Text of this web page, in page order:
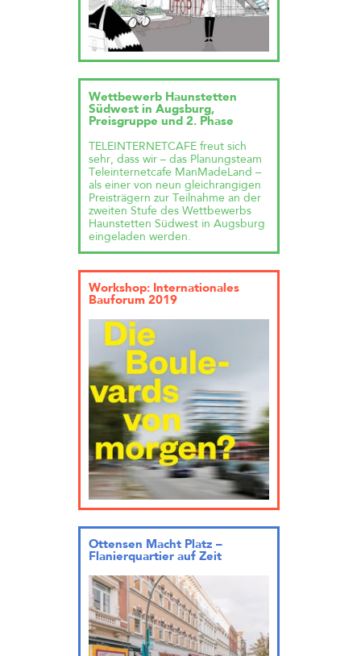
Wettbewerb Haunstetten
Südwest in Augsburg,
Preisgruppe und 2. Phase
TELEINTERNETCAFE freut sich
sehr, dass wir – das Planungsteam
Teleinternetcafe ManMadeLand –
als einer von neun gleichrangigen
Preisträgern zur Teilnahme an der
zweiten Stufe des Wettbewerbs
Haunstetten Südwest in Augsburg
eingeladen werden.
Workshop: Internationales
Bauforum 2019
Ottensen Macht Platz –
Flanierquartier auf Zeit